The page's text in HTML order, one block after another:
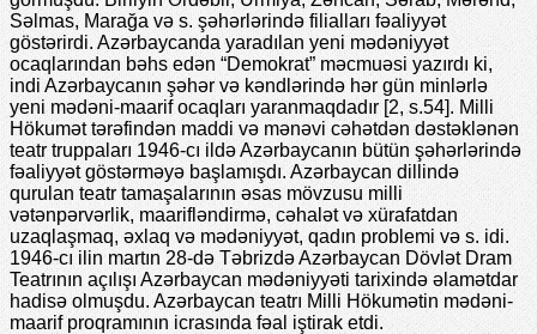
Səlmas, Marağa və s. şəhərlərində filialları fəaliyyət
göstərirdi. Azərbaycanda yaradılan yeni mədəniyyət
ocaqlarından bəhs edən “Demokrat” məcmuəsi yazırdı ki,
indi Azərbaycanın şəhər və kəndlərində hər gün minlərlə
yeni mədəni-maarif ocaqları yaranmaqdadır [2, s.54]. Milli
Hökumət tərəfindən maddi və mənəvi cəhətdən dəstəklənən
teatr truppaları 1946-cı ildə Azərbaycanın bütün şəhərlərində
fəaliyyət göstərməyə başlamışdı. Azərbaycan dillində
qurulan teatr tamaşalarının əsas mövzusu milli
vətənpərvərlik, maarifləndirmə, cəhalət və xürafatdan
uzaqlaşmaq, əxlaq və mədəniyyət, qadın problemi və s. idi.
1946-cı ilin martın 28-də Təbrizdə Azərbaycan Dövlət Dram
Teatrının açılışı Azərbaycan mədəniyyəti tarixində əlamətdar
hadisə olmuşdu. Azərbaycan teatrı Milli Hökumətin mədəni-
maarif proqramının icrasında fəal iştirak etdi.